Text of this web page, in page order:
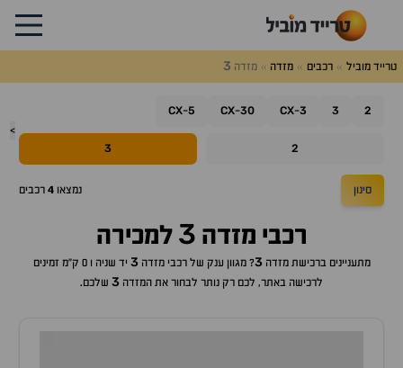
טרייד מוביל רכבים מזדה מזדה 3
>
2
3
CX-3
CX-30
CX-5
2
3
סינון נמצאו 4 רכבים
רכבי מזדה 3 למכירה
מתעניינים ברכישתמזדה 3? מגוון ענק של רכבימזדה 3
יד שניה ו 0 ק"מ זמינים
לרכישה באתר, לכם רק נותר לבחור את המזדה 3 שלכם.